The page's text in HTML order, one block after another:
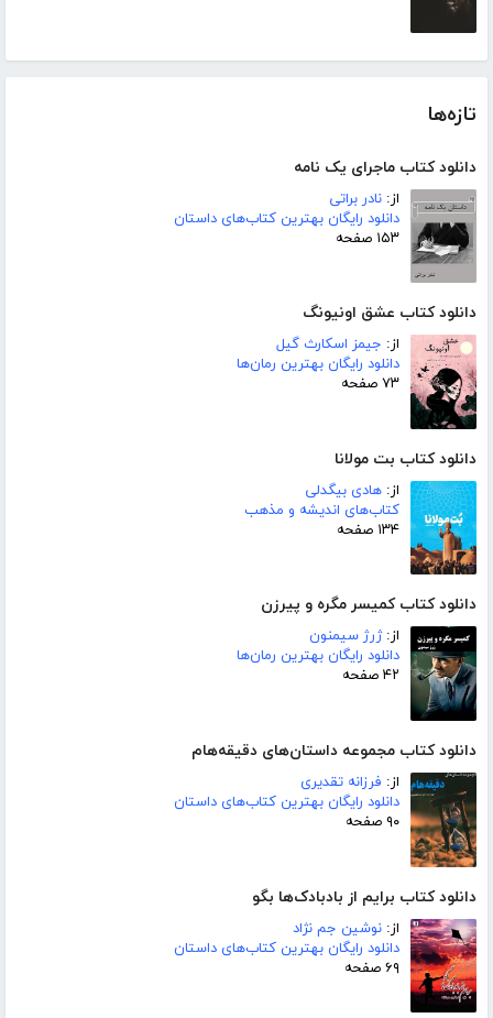
تازه‌ها
دانلود کتاب ماجرای یک نامه
از: نادر براتی
دانلود رایگان بهترین کتاب‌های داستان
۱۵۳ صفحه
دانلود کتاب عشق اونیونگ
از: جیمز اسکارث گیل
دانلود رایگان بهترین رمان‌ها
۷۳ صفحه
دانلود کتاب بت مولانا
از: هادی بیگدلی
کتاب‌های اندیشه و مذهب
۱۳۴ صفحه
دانلود کتاب کمیسر مگره و پیرزن
از:ژرژ سیمنون
دانلود رایگان بهترین رمان‌ها
۴۲ صفحه
دانلود کتاب مجموعه داستان‌های دقیقه‌هام
از: فرزانه تقدیری
دانلود رایگان بهترین کتاب‌های داستان
۹۰ صفحه
دانلود کتاب برایم از بادبادک‌ها بگو
از: نوشین جم نژاد
دانلود رایگان بهترین کتاب‌های داستان
۶۹ صفحه